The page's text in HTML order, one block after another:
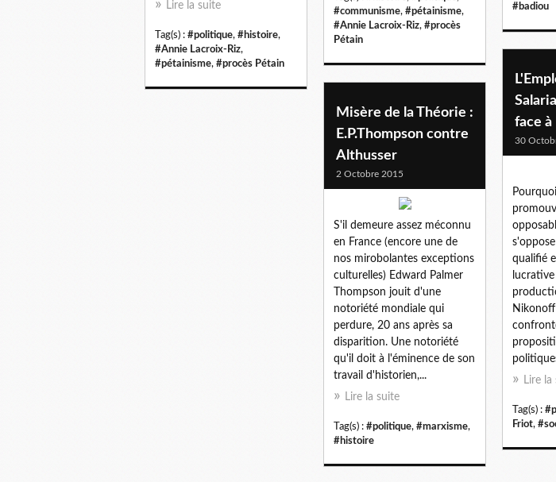
#communisme, #pétainisme,
#Annie Lacroix-Riz, #procès
Pétain
#badiou
Lire la suite
Tag(s) : #politique, #histoire,
#Annie Lacroix-Riz,
#pétainisme, #procès Pétain
face
30
qualifié
Lire la
Tag(s) :
Friot,
Misère de la Théorie :
E.P.Thompson contre
Althusser
2 Octobre 2015
S'il demeure assez méconnu
en France (encore une de
nos mirobolantes exceptions
culturelles) Edward Palmer
Thompson jouit d'une
notoriété mondiale qui
perdure, 20 ans après sa
disparition. Une notoriété
qu'il doit à l'éminence de son
travail d'historien,...
Lire la suite
Tag(s) : #politique, #marxisme,
#histoire